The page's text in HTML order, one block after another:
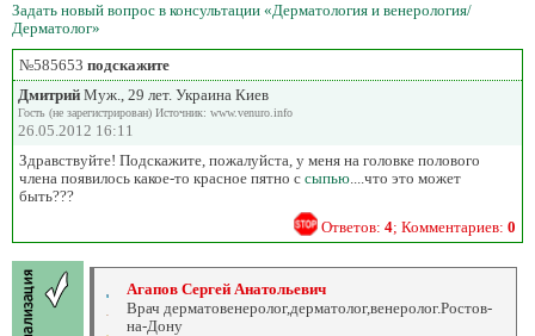
Задать новый вопрос в консультации «Дерматология и венерология/
Дерматолог»
№585653 подскажите
Дмитрий Муж., 29 лет. Украина Киев
Гость (не зарегистрирован) Источник: www.venuro.info
26.05.2012 16:11
Здравствуйте! Подскажите, пожалуйста, у меня на головке полового
члена появилось какое-то красное пятно с сыпью ....что это может
быть???
Ответов: 4; Комментариев: 0
Агапов Сергей Анатольевич
Врач дерматовенеролог,дерматолог,венеролог.Ростов-
на-Дону